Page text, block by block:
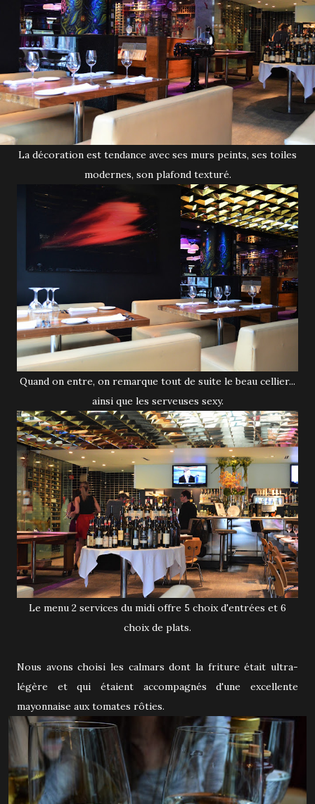
La décoration est tendance avec ses murs peints, ses toiles
modernes, son plafond texturé.
Quand on entre, on remarque tout de suite le beau cellier...
ainsi que les serveuses sexy.
Le menu 2 services du midi offre 5 choix d'entrées et 6
choix de plats.
Nous avons choisi les calmars dont la friture était ultra-
légère et qui étaient accompagnés d'une excellente
mayonnaise aux tomates rôties.